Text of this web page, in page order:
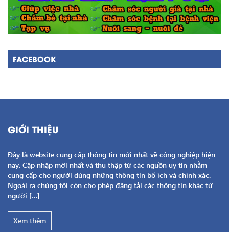
FACEBOOK
GIỚI THIỆU
Đây là website cung cấp thông tin mới nhất về công nghiệp hiện
nay. Cập nhập mới nhất và thu thập từ các nguồn uy tín nhằm
cung cấp cho người dùng những thông tin bổ ích và chính xác.
Ngoài ra chúng tôi còn cho phép đăng tải các thông tin khác từ
người […]
Xem thêm